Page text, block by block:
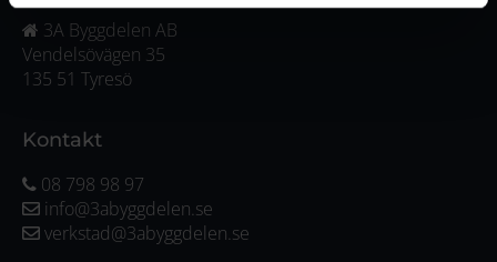
3A Byggdelen AB
Vendelsövägen 35
135 51 Tyresö
Kontakt
08 798 98 97
info@3abyggdelen.se
verkstad@3abyggdelen.se